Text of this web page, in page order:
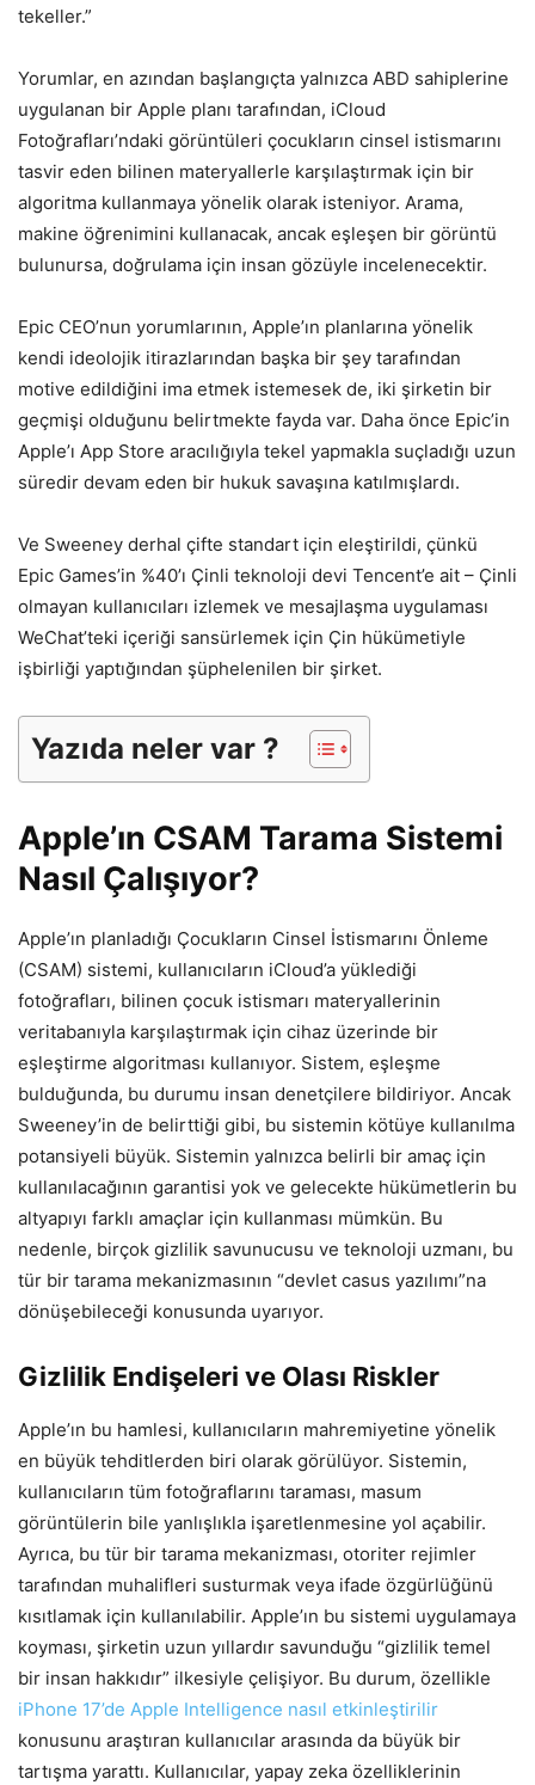
tekeller.”
Yorumlar, en azından başlangıçta yalnızca ABD sahiplerine
uygulanan bir Apple planı tarafından, iCloud
Fotoğrafları’ndaki görüntüleri çocukların cinsel istismarını
tasvir eden bilinen materyallerle karşılaştırmak için bir
algoritma kullanmaya yönelik olarak isteniyor. Arama,
makine öğrenimini kullanacak, ancak eşleşen bir görüntü
bulunursa, doğrulama için insan gözüyle incelenecektir.
Epic CEO’nun yorumlarının, Apple’ın planlarına yönelik
kendi ideolojik itirazlarından başka bir şey tarafından
motive edildiğini ima etmek istemesek de, iki şirketin bir
geçmişi olduğunu belirtmekte fayda var. Daha önce Epic’in
Apple’ı App Store aracılığıyla tekel yapmakla suçladığı uzun
süredir devam eden bir hukuk savaşına katılmışlardı.
Ve Sweeney derhal çifte standart için eleştirildi, çünkü
Epic Games’in %40’ı Çinli teknoloji devi Tencent’e ait – Çinli
olmayan kullanıcıları izlemek ve mesajlaşma uygulaması
WeChat’teki içeriği sansürlemek için Çin hükümetiyle
işbirliği yaptığından şüphelenilen bir şirket.
Yazıda neler var ?
Apple’ın CSAM Tarama Sistemi
Nasıl Çalışıyor?
Apple’ın planladığı Çocukların Cinsel İstismarını Önleme
(CSAM) sistemi, kullanıcıların iCloud’a yüklediği
fotoğrafları, bilinen çocuk istismarı materyallerinin
veritabanıyla karşılaştırmak için cihaz üzerinde bir
eşleştirme algoritması kullanıyor. Sistem, eşleşme
bulduğunda, bu durumu insan denetçilere bildiriyor. Ancak
Sweeney’in de belirttiği gibi, bu sistemin kötüye kullanılma
potansiyeli büyük. Sistemin yalnızca belirli bir amaç için
kullanılacağının garantisi yok ve gelecekte hükümetlerin bu
altyapıyı farklı amaçlar için kullanması mümkün. Bu
nedenle, birçok gizlilik savunucusu ve teknoloji uzmanı, bu
tür bir tarama mekanizmasının “devlet casus yazılımı”na
dönüşebileceği konusunda uyarıyor.
Gizlilik Endişeleri ve Olası Riskler
Apple’ın bu hamlesi, kullanıcıların mahremiyetine yönelik
en büyük tehditlerden biri olarak görülüyor. Sistemin,
kullanıcıların tüm fotoğraflarını taraması, masum
görüntülerin bile yanlışlıkla işaretlenmesine yol açabilir.
Ayrıca, bu tür bir tarama mekanizması, otoriter rejimler
tarafından muhalifleri susturmak veya ifade özgürlüğünü
kısıtlamak için kullanılabilir. Apple’ın bu sistemi uygulamaya
koyması, şirketin uzun yıllardır savunduğu “gizlilik temel
bir insan hakkıdır” ilkesiyle çelişiyor. Bu durum, özellikle
iPhone 17’de Apple Intelligence nasıl etkinleştirilir
konusunu araştıran kullanıcılar arasında da büyük bir
tartışma yarattı. Kullanıcılar, yapay zeka özelliklerinin